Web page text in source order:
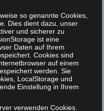
wäre auch kein
eine breitere
man, daß es letztlich nur
bzw.
Die Frage
dient der
Welches Verhalten
in der Tiere ein
so genannte Cookies,
Dies dient dazu, unser
und sicherer zu
ist eine
Daten auf Ihrem
Cookies sind
auf einem
werden. Sie
LocalStorage und
Einstellung in Ihrem
verwenden Cookies.